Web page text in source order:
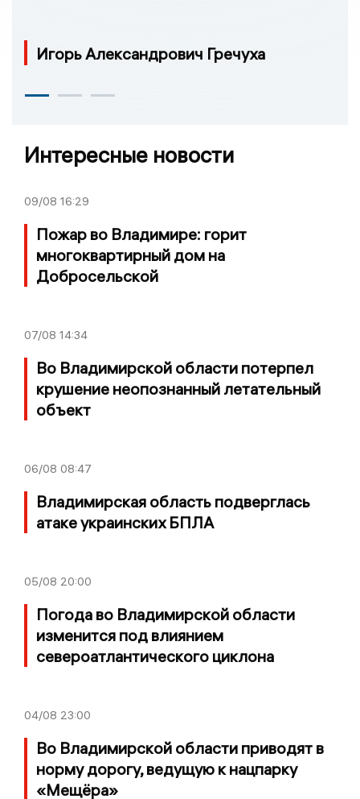
Игорь Александрович Гречуха
Интересные новости
09/08 16:29
Пожар во Владимире: горит
многоквартирный дом на
Добросельской
07/08 14:34
Во Владимирской области потерпел
крушение неопознанный летательный
объект
06/08 08:47
Владимирская область подверглась
атаке украинских БПЛА
05/08 20:00
Погода во Владимирской области
изменится под влиянием
североатлантического циклона
04/08 23:00
Во Владимирской области приводят в
норму дорогу, ведущую к нацпарку
«Мещёра»